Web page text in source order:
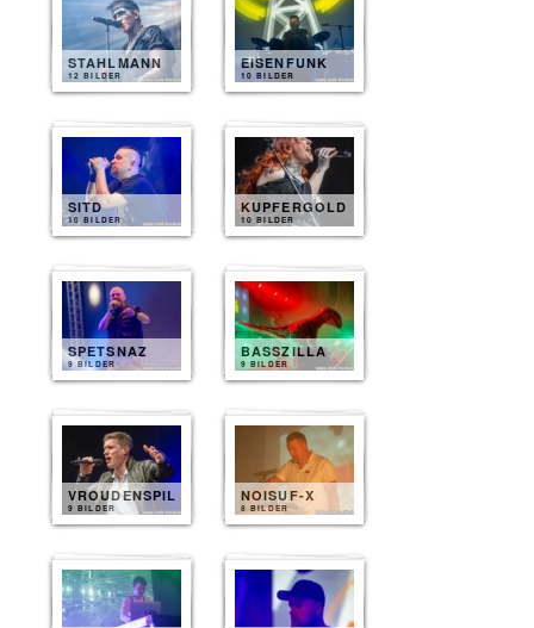
STAHLMANN
12 BILDER
EISENFUNK
10 BILDER
SITD
10 BILDER
KUPFERGOLD
10 BILDER
SPETSNAZ
9 BILDER
BASSZILLA
9 BILDER
VROUDENSPIL
9 BILDER
NOISUF-X
8 BILDER